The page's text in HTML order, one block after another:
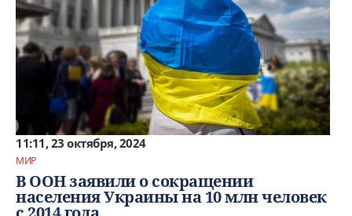
11:11, 23 октября, 2024
МИР
В ООН заявили о сокращении
населения Украины на 10 млн человек